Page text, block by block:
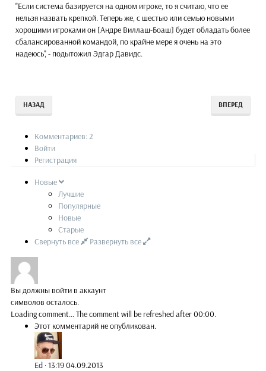
"Если система базируется на одном игроке, то я считаю, что ее
нельзя назвать крепкой. Теперь же, с шестью или семью новыми
хорошими игроками он [Андре Виллаш-Боаш] будет обладать более
сбалансированной командой, по крайне мере я очень на это
надеюсь", - подытожил Эдгар Давидс.
НАЗАД ВПЕРЕД
Комментариев: 2
Войти
Регистрация
Новые
Лучшие
Популярные
Новые
Старые
Свернуть все
Развернуть все
Вы должны войти в аккаунт
символов осталось.
Loading comment...The comment will be refreshed after00:00.
Этот комментарий не опубликован.
Ed ·13:19 04.09.2013